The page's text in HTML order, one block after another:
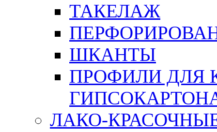
ТАКЕЛАЖ
ШКАНТЫ
ПРОФИЛИ ДЛЯ
ЛАКО-